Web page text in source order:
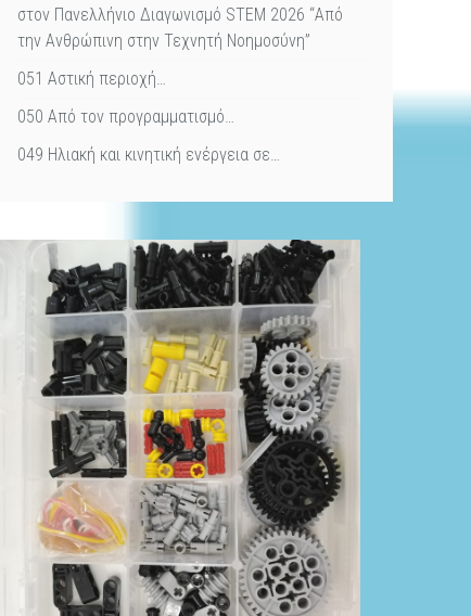
στον Πανελλήνιο Διαγωνισμό STEM 2026 “Από
την Ανθρώπινη στην Τεχνητή Νοημοσύνη”
051 Αστική περιοχή…
050 Από τον προγραμματισμό…
049 Ηλιακή και κινητική ενέργεια σε…